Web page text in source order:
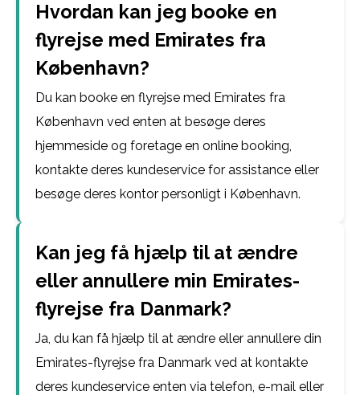
Hvordan kan jeg booke en
flyrejse med Emirates fra
København?
Du kan booke en flyrejse med Emirates fra
København ved enten at besøge deres
hjemmeside og foretage en online booking,
kontakte deres kundeservice for assistance eller
besøge deres kontor personligt i København.
Kan jeg få hjælp til at ændre
eller annullere min Emirates-
flyrejse fra Danmark?
Ja, du kan få hjælp til at ændre eller annullere din
Emirates-flyrejse fra Danmark ved at kontakte
deres kundeservice enten via telefon, e-mail eller